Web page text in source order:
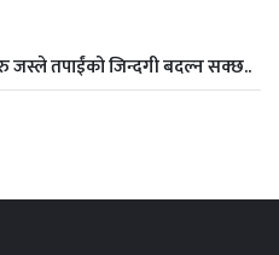
जस्ले तपाईंको जिन्दगी बदल्न सक्छ..